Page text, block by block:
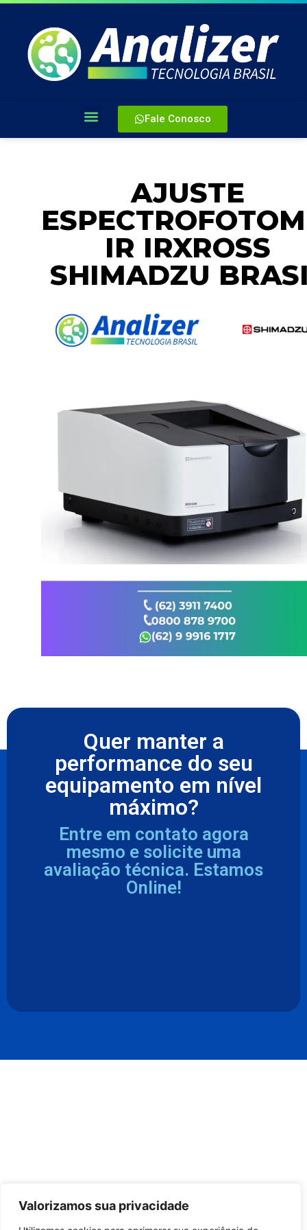
Valorizamos sua privacidade
Fale Conosco
AJUSTE
IR IRXROSS
SHIMADZU
Quer manter a
performance do seu
equipamento em nível
máximo?
Entre em contato agora
mesmo e solicite uma
avaliação técnica. Estamos
Online!